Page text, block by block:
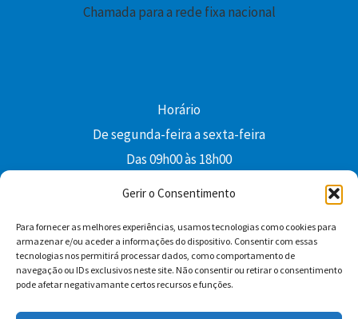
Gerir o Consentimento
Para fornecer as melhores experiências, usamos tecnologias como cookies para
armazenar e/ou aceder a informações do dispositivo. Consentir com essas
tecnologias nos permitirá processar dados, como comportamento de
navegação ou IDs exclusivos neste site. Não consentir ou retirar o consentimento
pode afetar negativamante certos recursos e funções.
Chamada para a rede fixa nacional
Horário
De segunda-feira a sexta-feira
Das 09h00 às 18h00
Facebook YouTube Instagram
Whatsapp
Condições Gerais de Venda